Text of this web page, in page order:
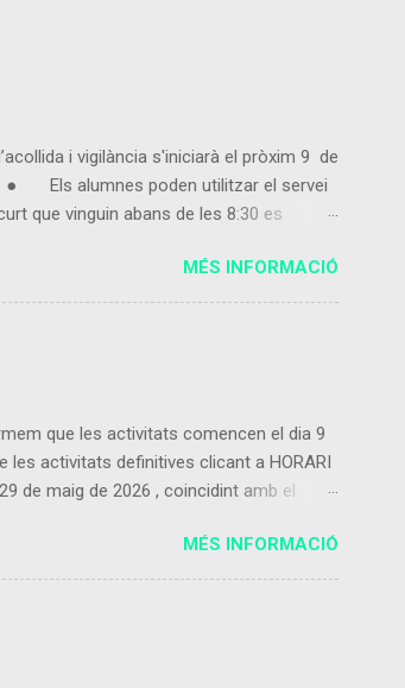
i vigilància s'iniciarà el pròxim 9 de
● Els alumnes poden utilitzar el servei
que vinguin abans de les 8:30 es
MÉS INFORMACIÓ
que les activitats comencen el dia 9
les activitats definitives clicant a HORARI
de maig de 2026 , coincidint amb el
de baixa de l’activitat extraescolar al
l’empresa que ofereix...
MÉS INFORMACIÓ